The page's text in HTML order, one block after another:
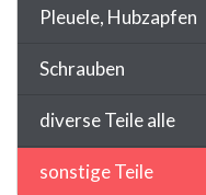
Pleuele, Hubzapfen
Schrauben
diverse Teile alle
sonstige Teile